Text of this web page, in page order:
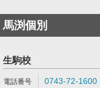
馬渕個別
生駒校
0743-72-1600